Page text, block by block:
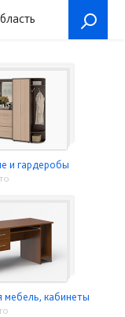
и гардеробы
мебель, кабинеты